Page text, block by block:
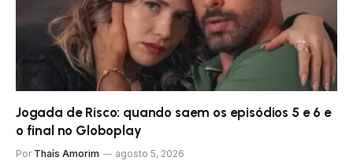
Jogada de Risco: quando saem os episódios 5 e 6 e
o final no Globoplay
Por Thaís Amorim agosto 5, 2026